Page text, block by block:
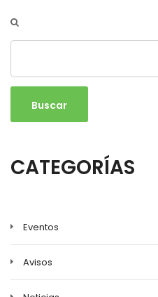
CATEGORÍAS
Eventos
Avisos